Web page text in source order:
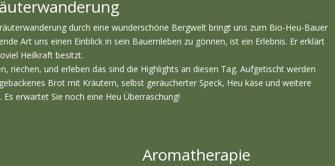
durch eine wunderschöne Bergwelt bringt uns zum Bio-Heu-Bauer
Art uns einen Einblick in sein Bauernleben zu gönnen, ist ein Erlebnis. Er erklärt
Heilkraft besitzt.
riechen, und erleben das sind die Highlights an diesen Tag. Aufgetischt werden
Brot mit Kräutern, selbst geräucherter Speck, Heu käse und weitere
erwartet Sie noch eine Heu Überraschung!
Aromatherapie